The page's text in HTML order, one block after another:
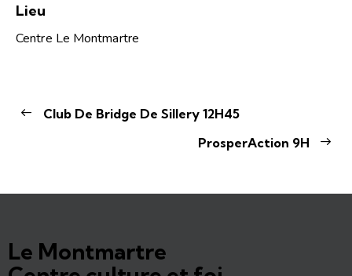
Lieu
Centre Le Montmartre
Club De Bridge De Sillery 12H45
ProsperAction 9H
Le Montmartre